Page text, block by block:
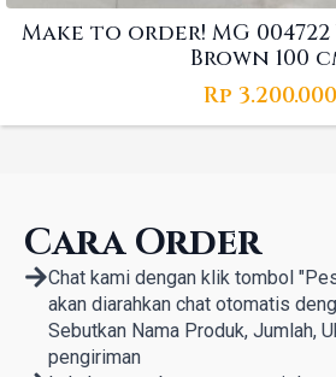
Make to order! MG
Brown 100
Rp 3.200.000
Cara Order
Chat kami dengan klik tombol
akan diarahkan chat otomatis
Sebutkan Nama Produk, Jumlah,
pengiriman